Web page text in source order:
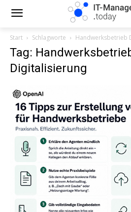
Start Schlagworte Handwerksbetrieb
Tag:
Digitalisierung